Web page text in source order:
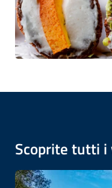
Scoprite tutti i